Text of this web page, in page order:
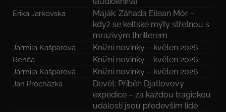
Erika Jarkovska
Maják: Záhada Eilean Mór –
když se keltské mýty střetnou s
mrazivým thrillerem
Jarmila Kašparová Knižní novinky – květen 2026
Renča Knižní novinky – květen 2026
Jarmila Kašparová Knižní novinky – květen 2026
Jan Procházka
Devět: Příběh Djatlovovy
expedice – za každou tragickou
událostí jsou především lidé